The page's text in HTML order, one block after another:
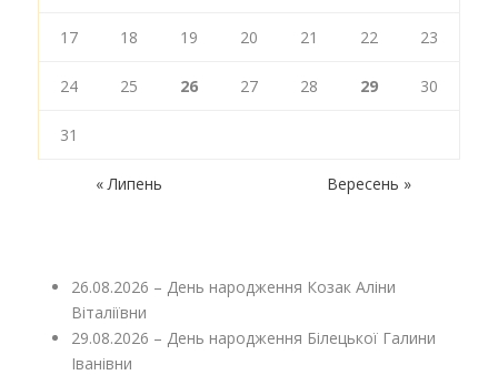
17 18 19 20 21 22 23
24 25 26 27 28 29 30
31
« Липень Вересень »
26.08.2026 – День народження Козак Аліни
Віталіївни
29.08.2026 – День народження Білецької Галини
Іванівни